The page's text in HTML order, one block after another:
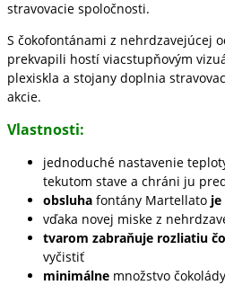
stravovacie spoločnosti.
S čokofontánami z nehrdzavejúcej
prekvapili hostí viacstupňovým
plexiskla a stojany doplnia
akcie.
Vlastnosti:
jednoduché nastavenie
tekutom stave a chráni ju
obsluha fontány Martellato
vďaka novej miske z
tvarom zabraňuje rozliatiu
vyčistiť
minimálne množstvo